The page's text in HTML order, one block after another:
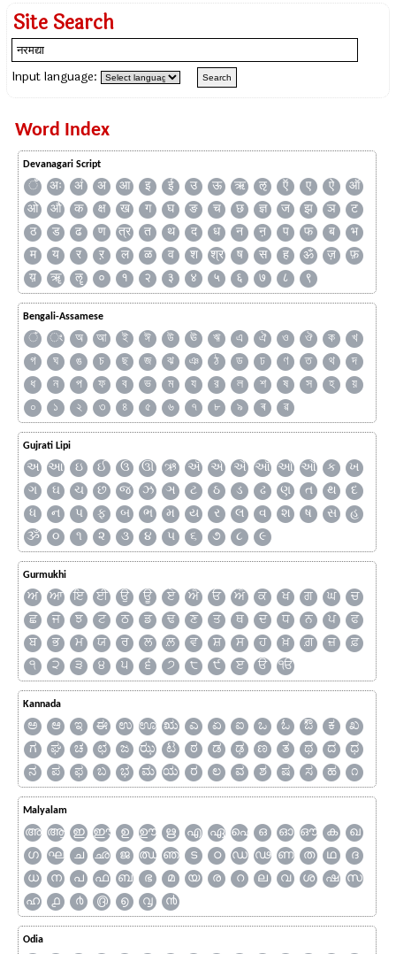
Site Search
Input language:
Word Index
Devanagari Script
ँ अः अं अ आ इ ई उ ऊ ऋ ऌ ऍ ए ऐ
ऑ
ओ
औ क क्ष ख ग घ ङ च छ ज्ञ ज झ ञ
ट
ठ
ड ढ ण त्र त थ द ध न ऩ प फ ब
भ
म
य र ऱ ल ळ व श श्र ष स ह ॐ ज़
फ़
य़
ॠ ॡ ० १ २ ३ ४ ५ ६ ७ ८ ९
Bengali-Assamese
ঁ ং অ আ ই ঈ উ ঊ ঋ এ ঐ ও ঔ ক
খ
গ
ঘ ঙ চ ছ জ ঝ ঞ ঠ ড ঢ ণ ত থ
দ
ধ
ন প ফ ব ভ ম য র ল শ ষ স হ
য়
০
১ ২ ৩ ৪ ৫ ৬ ৭ ৮ ৯ ৰ ৱ
Gujrati Lipi
અ આ ઇ ઈ ઉ ઊ ઋ ઍ એ ઐ ઑ ઓ ઔ ક
ખ
ગ
ઘ ચ છ જ ઝ ઞ ટ ઠ ડ ઢ ણ ત થ
દ
ધ
ન પ ફ બ ભ મ ય ર લ વ શ ષ સ
હ
ૐ
૦ ૧ ૨ ૩ ૪ ૫ ૬ ૭ ૮ ૯
Gurmukhi
ਅ ਆ ਇ ਈ ਉ ਊ ਏ ਐ ਓ ਔ ਕ ਖ ਗ ਘ
ਚ
ਛ
ਜ ਝ ਟ ਠ ਡ ਢ ਣ ਤ ਥ ਦ ਧ ਨ ਪ
ਫ
ਬ
ਭ ਮ ਯ ਰ ਲ ਲ਼ ਵ ਸ਼ ਸ ਹ ਖ਼ ਗ਼ ਜ਼
ਫ਼
੧
੨ ੩ ੪ ੫ ੬ ੭ ੮ ੯ ੲ ੳ ੴ
Kannada
ಅ ಆ ಇ ಈ ಉ ಊ ಋ ಎ ಏ ಐ ಒ ಓ ಔ ಕ
ಖ
ಗ
ಘ ಚ ಛ ಜ ಝ ಟ ಠ ಡ ಢ ಣ ತ ಥ ದ
ಧ
ನ
ಪ ಫ ಬ ಭ ಮ ಯ ರ ಲ ವ ಶ ಷ ಸ ಹ ೧
Malyalam
അ ആ ഇ ഈ ഉ ഊ ഋ എ ഏ ഐ ഒ ഓ ഔ ക
ഖ
ഗ
ഘ ച ഛ ജ ഝ ഞ ട ഠ ഡ ഢ ണ ത ഥ
ദ
ധ
ന പ ഫ ബ ഭ മ യ ര റ ല വ ശ ഷ
സ
ഹ
൧ ൪ ൫ ൭ ൮ ൯
Odia